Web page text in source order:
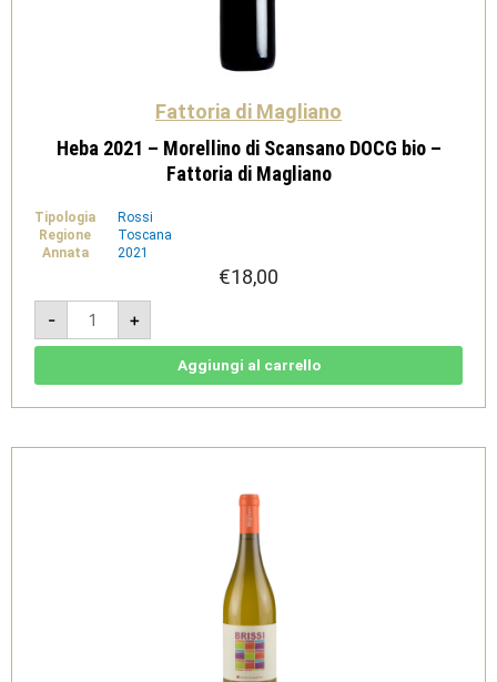
Fattoria di Magliano
Heba 2021 – Morellino di Scansano DOCG bio –
Fattoria di Magliano
Tipologia
Rossi
Regione
Toscana
Annata
2021
€18,00
-
Heba
2021
-
Morellino
bio
di
+
Aggiungi al carrello